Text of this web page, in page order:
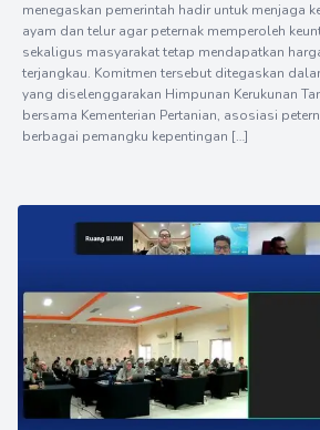
menegaskan pemerintah hadir untuk menjaga
ayam dan telur agar peternak memperoleh
sekaligus masyarakat tetap mendapatkan
terjangkau. Komitmen tersebut ditegaskan
yang diselenggarakan Himpunan Kerukunan
bersama Kementerian Pertanian, asosiasi
berbagai pemangku kepentingan […]